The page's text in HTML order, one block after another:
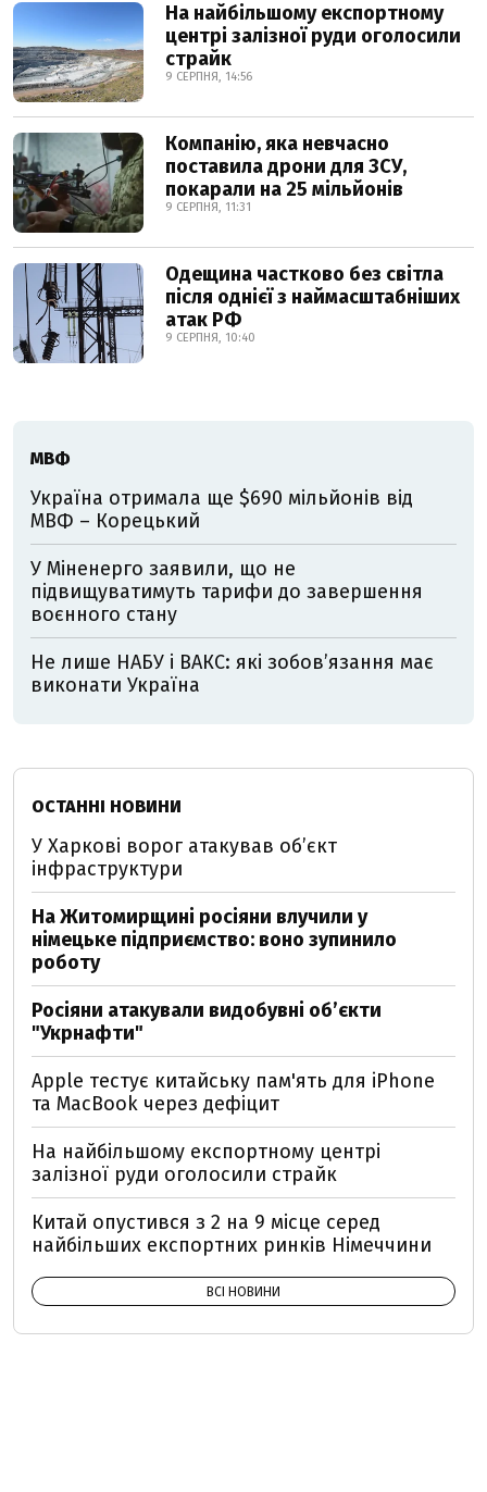
На найбільшому експортному
центрі залізної руди оголосили
страйк
9 СЕРПНЯ, 14:56
Компанію, яка невчасно
поставила дрони для ЗСУ,
покарали на 25 мільйонів
9 СЕРПНЯ, 11:31
Одещина частково без світла
після однієї з наймасштабніших
атак РФ
9 СЕРПНЯ, 10:40
МВФ
Україна отримала ще $690 мільйонів від
МВФ – Корецький
У Міненерго заявили, що не
підвищуватимуть тарифи до завершення
воєнного стану
Не лише НАБУ і ВАКС: які зобов’язання має
виконати Україна
ОСТАННІ НОВИНИ
У Харкові ворог атакував обʼєкт
інфраструктури
На Житомирщині росіяни влучили у
німецьке підприємство: воно зупинило
роботу
Росіяни атакували видобувні обʼєкти
"Укрнафти"
Apple тестує китайську пам'ять для iPhone
та MacBook через дефіцит
На найбільшому експортному центрі
залізної руди оголосили страйк
Китай опустився з 2 на 9 місце серед
найбільших експортних ринків Німеччини
ВСІ НОВИНИ